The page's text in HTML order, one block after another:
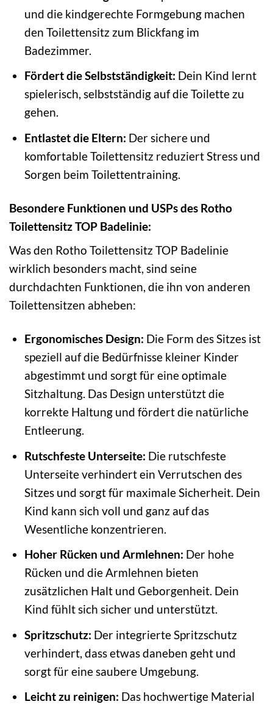
und die kindgerechte Formgebung machen
den Toilettensitz zum Blickfang im
Badezimmer.
Fördert die Selbstständigkeit: Dein Kind lernt
spielerisch, selbstständig auf die Toilette zu
gehen.
Entlastet die Eltern: Der sichere und
komfortable Toilettensitz reduziert Stress und
Sorgen beim Toilettentraining.
Besondere Funktionen und USPs des Rotho
Toilettensitz TOP Badelinie:
Was den Rotho Toilettensitz TOP Badelinie
wirklich besonders macht, sind seine
durchdachten Funktionen, die ihn von anderen
Toilettensitzen abheben:
Ergonomisches Design: Die Form des Sitzes ist
speziell auf die Bedürfnisse kleiner Kinder
abgestimmt und sorgt für eine optimale
Sitzhaltung. Das Design unterstützt die
korrekte Haltung und fördert die natürliche
Entleerung.
Rutschfeste Unterseite: Die rutschfeste
Unterseite verhindert ein Verrutschen des
Sitzes und sorgt für maximale Sicherheit. Dein
Kind kann sich voll und ganz auf das
Wesentliche konzentrieren.
Hoher Rücken und Armlehnen: Der hohe
Rücken und die Armlehnen bieten
zusätzlichen Halt und Geborgenheit. Dein
Kind fühlt sich sicher und unterstützt.
Spritzschutz: Der integrierte Spritzschutz
verhindert, dass etwas daneben geht und
sorgt für eine saubere Umgebung.
Leicht zu reinigen: Das hochwertige Material